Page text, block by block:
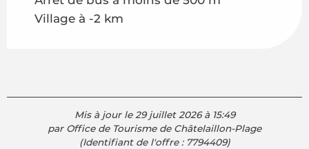
Village à -2 km
Mis à jour le 29 juillet 2026 à 15:49
par Office de Tourisme de Châtelaillon-Plage
(Identifiant de l'offre : 7794409)